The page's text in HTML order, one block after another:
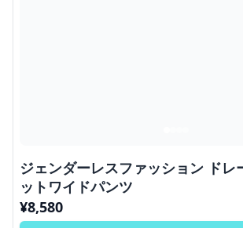
ジェンダーレスファッション ドレ
ットワイドパンツ
¥8,580